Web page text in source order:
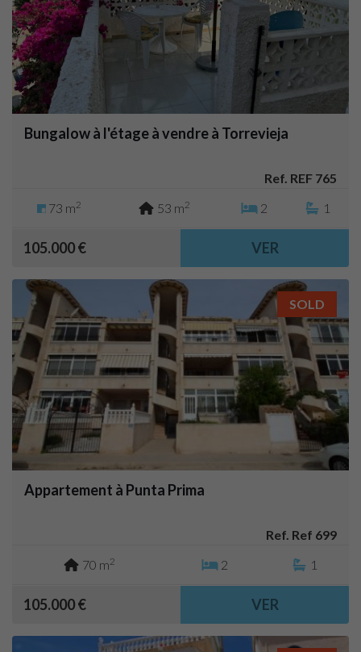
Bungalow à l'étage à vendre à Torrevieja
Ref. REF 765
73 m2 53 m2 2 1
105.000 € VER
SOLD
Appartement à Punta Prima
Ref. Ref 699
70 m2 2 1
105.000 € VER